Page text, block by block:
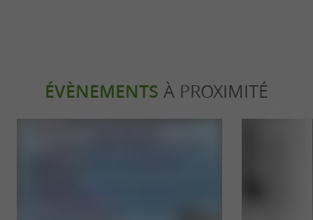
ÉVÈNEMENTS À PROXIMITÉ